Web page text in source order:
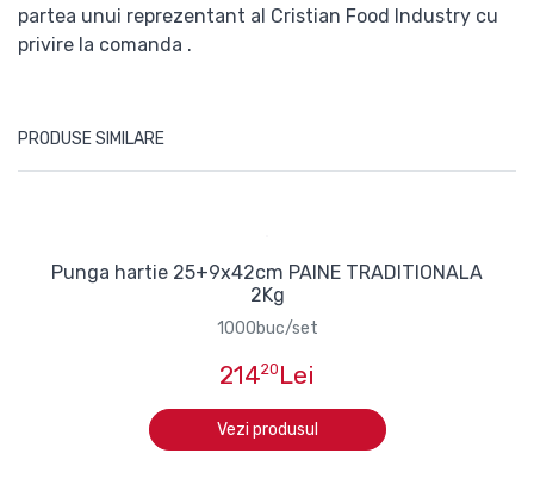
partea unui reprezentant al Cristian Food Industry cu
privire la comanda .
PRODUSE SIMILARE
Punga hartie 25+9x42cm PAINE TRADITIONALA
2Kg
1000buc/set
21420 Lei
Vezi produsul